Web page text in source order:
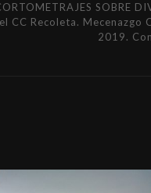
Recoleta.
2019.